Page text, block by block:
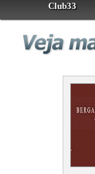
Club33